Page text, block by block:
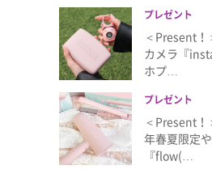
プレゼント
＜Present
カメラ『
ホプ…
プレゼント
＜Present
年春夏限定
『flow(…